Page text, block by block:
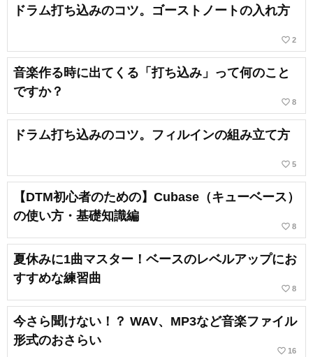
ドラム打ち込みのコツ。ゴーストノートの入れ方
favorite_border 2
音楽作る時に出てくる「打ち込み」って何のこと
ですか？
favorite_border 8
ドラム打ち込みのコツ。フィルインの組み立て方
favorite_border 5
【DTM初心者のための】Cubase（キューベース）
の使い方・基礎知識編
favorite_border 8
夏休みに1曲マスター！ベースのレベルアップにお
すすめな練習曲
favorite_border 8
今さら聞けない！？ WAV、MP3など音楽ファイル
形式のおさらい
favorite_border 16